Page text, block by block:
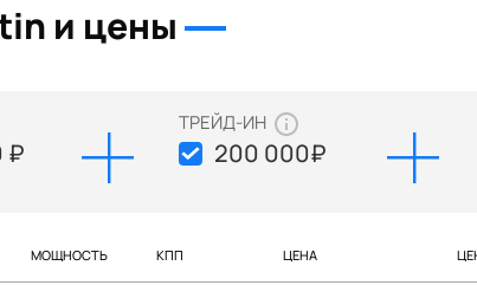
и цены
₽
ТРЕЙД-ИН
200 000₽
МОЩНОСТЬ КПП ЦЕНА